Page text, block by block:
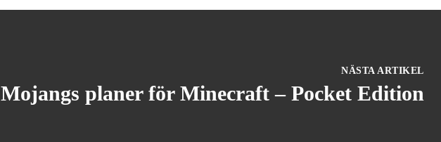
NÄSTA ARTIKEL
Mojangs planer för Minecraft – Pocket Edition